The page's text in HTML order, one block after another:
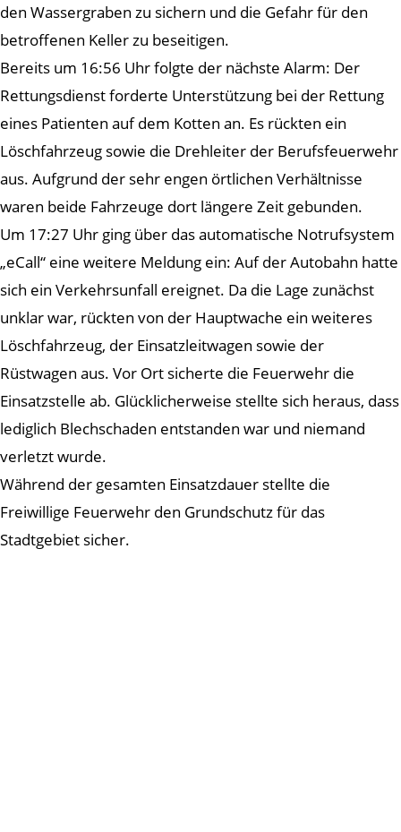
den Wassergraben zu sichern und die Gefahr für den
betroffenen Keller zu beseitigen.
Bereits um 16:56 Uhr folgte der nächste Alarm: Der
Rettungsdienst forderte Unterstützung bei der Rettung
eines Patienten auf dem Kotten an. Es rückten ein
Löschfahrzeug sowie die Drehleiter der Berufsfeuerwehr
aus. Aufgrund der sehr engen örtlichen Verhältnisse
waren beide Fahrzeuge dort längere Zeit gebunden.
Um 17:27 Uhr ging über das automatische Notrufsystem
„eCall“ eine weitere Meldung ein: Auf der Autobahn hatte
sich ein Verkehrsunfall ereignet. Da die Lage zunächst
unklar war, rückten von der Hauptwache ein weiteres
Löschfahrzeug, der Einsatzleitwagen sowie der
Rüstwagen aus. Vor Ort sicherte die Feuerwehr die
Einsatzstelle ab. Glücklicherweise stellte sich heraus, dass
lediglich Blechschaden entstanden war und niemand
verletzt wurde.
Während der gesamten Einsatzdauer stellte die
Freiwillige Feuerwehr den Grundschutz für das
Stadtgebiet sicher.